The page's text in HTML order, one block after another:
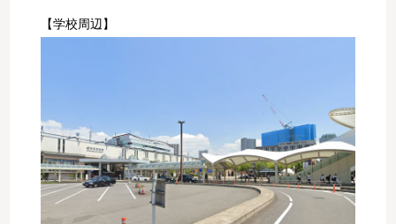
【学校周辺】